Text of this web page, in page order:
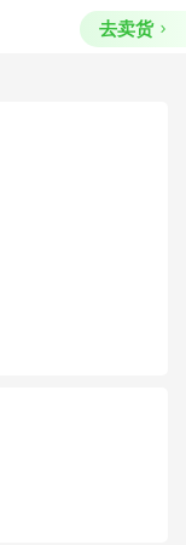
去卖货